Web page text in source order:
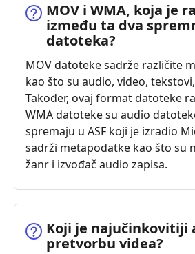
MOV i WMA, koja je
između ta dva
datoteka?
MOV datoteke sadrže različite
kao što su audio, video,
Također, ovaj format datoteke
WMA datoteke su audio
spremaju u ASF koji je izradio
sadrži metapodatke kao što su
žanr i izvođač audio zapisa.
Koji je najučinkovitiji
pretvorbu videa?